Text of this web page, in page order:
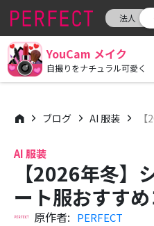
法人
YouCam メイク
自撮りをナチュラル可愛く
ブログ AI 服装
AI 服装
【2026年冬】
ート服おすす
原作者: PERFECT